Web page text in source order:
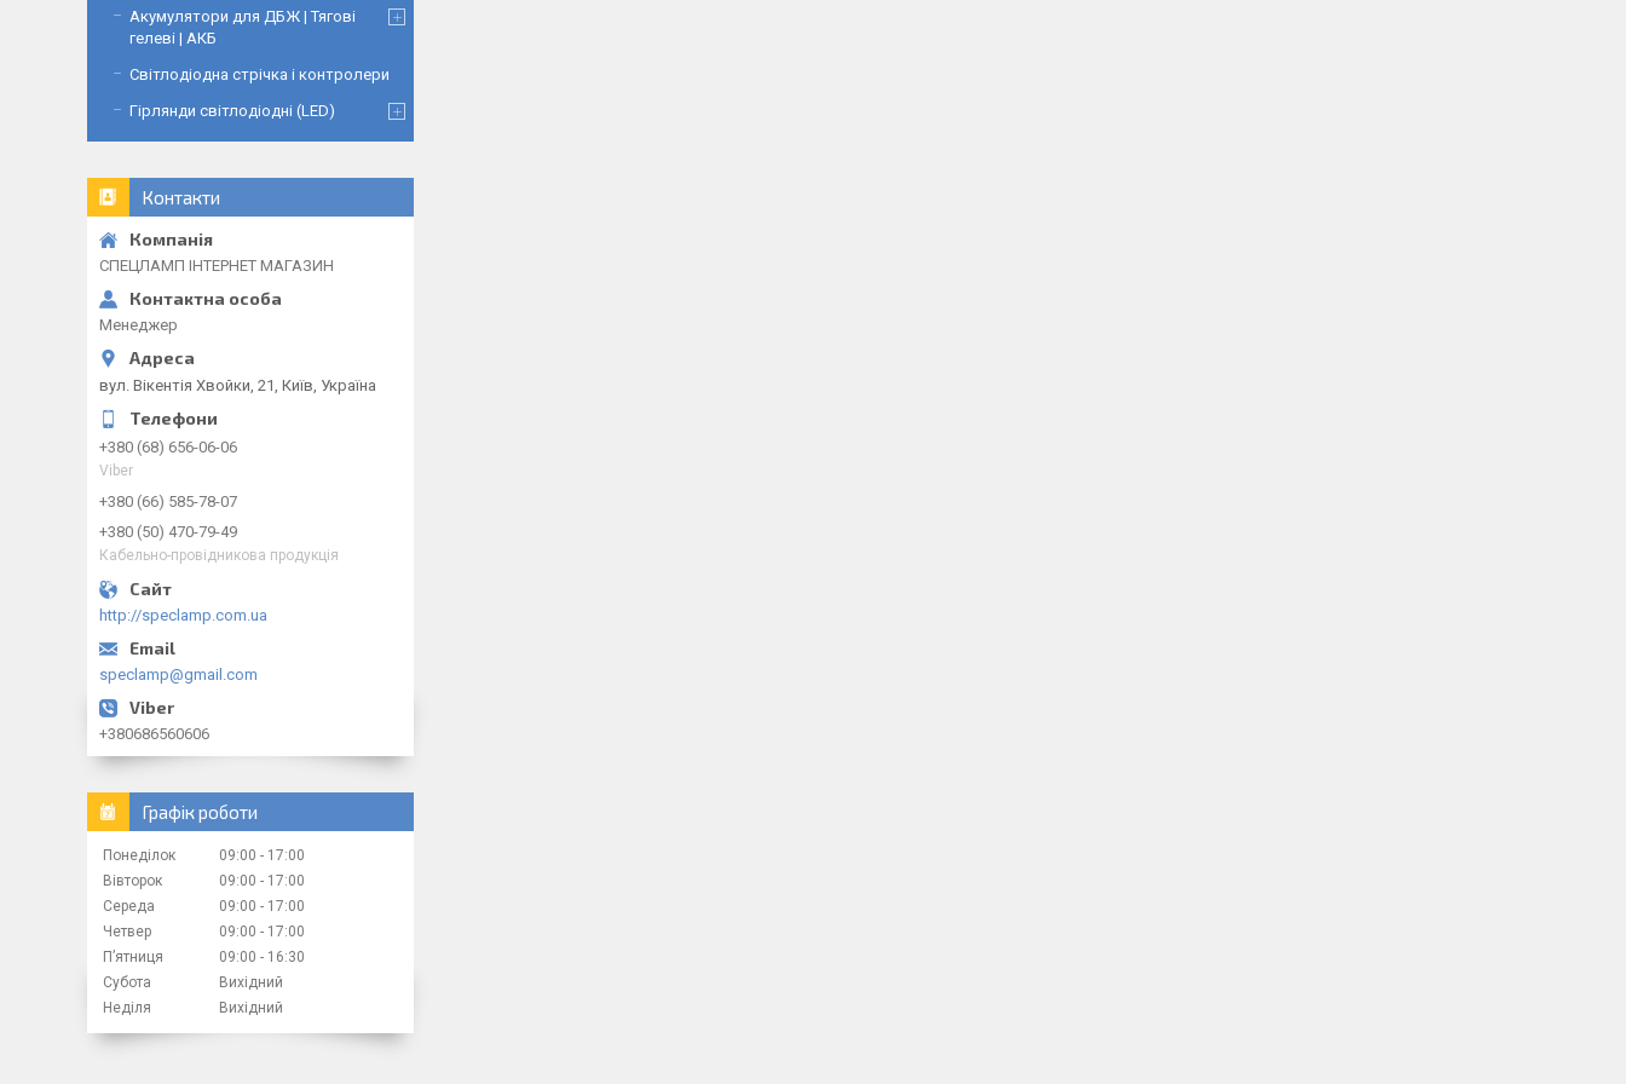
Акумулятори для ДБЖ | Тягові
гелеві | АКБ
Світлодіодна стрічка і контролери
Гірлянди світлодіодні (LED)
Контакти
СПЕЦЛАМП ІНТЕРНЕТ МАГАЗИН
Менеджер
вул. Вікентія Хвойки, 21, Київ, Україна
+380 (68) 656-06-06
Viber
+380 (66) 585-78-07
+380 (50) 470-79-49
Кабельно-провідникова продукція
http://speclamp.com.ua
speclamp@gmail.com
+380686560606
Графік роботи
Понеділок 09:00
17:00
Вівторок
09:00
17:00
Середа
09:00
17:00
Четвер
09:00
17:00
Пʼятниця
09:00
16:30
Субота
Вихідний
Неділя
Вихідний